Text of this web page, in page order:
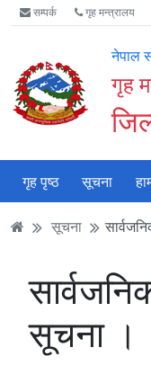
Accessibility
Mode
गर्नुहोस्
मुख्य
सामाग्री
मुख्य
नेभिगेसन
वेबसाइट
खोजमा
सम्पर्क गृह मन्त्रालय
नेपाल
गृह
गृह पृष्ठ सूचना
सूचना
सूचना ।